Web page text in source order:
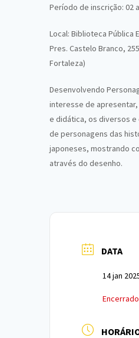
Período de inscrição: 02
Local: Biblioteca Pública
Pres. Castelo Branco,
Fortaleza)
Desenvolvendo
interesse de
e didática, os diversos
de personagens das
japoneses, mostrando
através do desenho.
DATA
14 jan
Encerrado